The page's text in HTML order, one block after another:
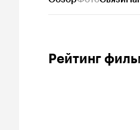
Рейтинг